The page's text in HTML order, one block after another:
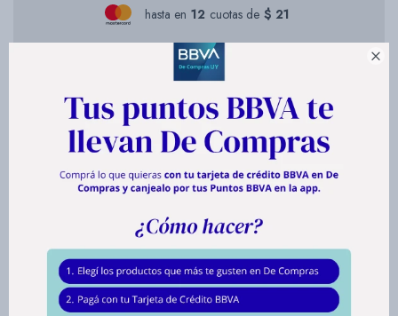

hasta en 12 cuotas de $ 21
hasta en 12 cuotas de
Envíos
Medios de pago
Productos que te pueden interesar